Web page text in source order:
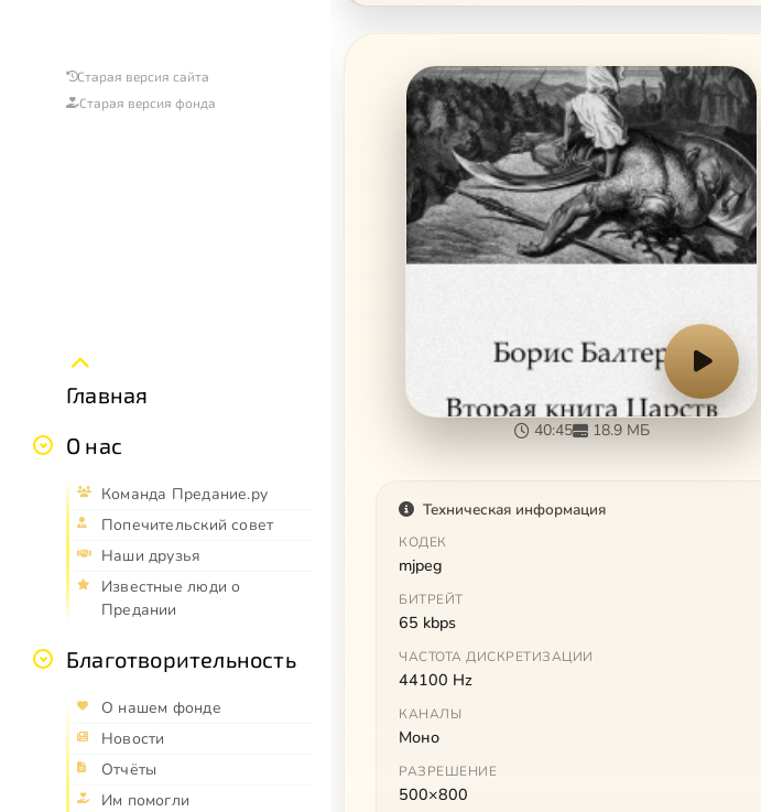
Старая версия сайта
Старая версия фонда
Главная
О нас
Команда Предание.ру
Попечительский совет
Наши друзья
Известные люди о
Предании
Благотворительность
О нашем фонде
Новости
Отчёты
Им помогли
40:45 18.9 МБ
Техническая информация
КОДЕК
mjpeg
БИТРЕЙТ
65 kbps
ЧАСТОТА ДИСКРЕТИЗАЦИИ
44100 Hz
КАНАЛЫ
Моно
РАЗРЕШЕНИЕ
500×800